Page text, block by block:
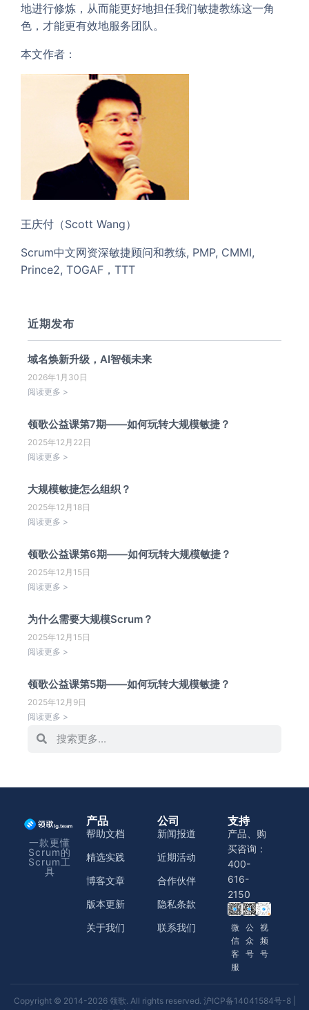
地进行修炼，从而能更好地担任我们敏捷教练这一角
色，才能更有效地服务团队。
本文作者：
王庆付（Scott Wang）
Scrum中文网资深敏捷顾问和教练, PMP, CMMI,
Prince2, TOGAF，TTT
近期发布
域名焕新升级，AI智领未来
2026年1月30日
阅读更多 >
领歌公益课第7期——如何玩转大规模敏捷？
2025年12月22日
阅读更多 >
大规模敏捷怎么组织？
2025年12月18日
阅读更多 >
领歌公益课第6期——如何玩转大规模敏捷？
2025年12月15日
阅读更多 >
为什么需要大规模Scrum？
2025年12月15日
阅读更多 >
领歌公益课第5期——如何玩转大规模敏捷？
2025年12月9日
阅读更多 >
一款更懂
Scrum的
Scrum工
具
产品
帮助文档
精选实践
博客文章
版本更新
关于我们
公司
新闻报道
近期活动
合作伙伴
隐私条款
联系我们
支持
产品、购
买咨询：
400-
616-
2150
微
信
客
服
公
众
号
视
频
号
Copyright © 2014-2026 领歌. All rights reserved. 沪ICP备14041584号-8|